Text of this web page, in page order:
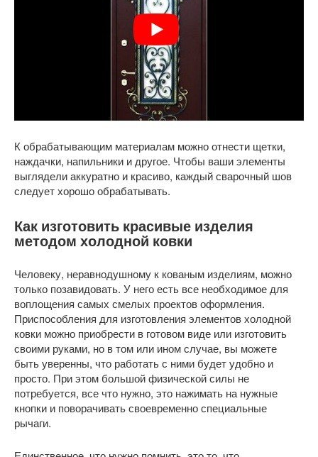
К обрабатывающим материалам можно отнести щетки,
наждачки, напильники и другое. Чтобы ваши элементы
выглядели аккуратно и красиво, каждый сварочный шов
следует хорошо обрабатывать.
Как изготовить красивые изделия
методом холодной ковки
Человеку, неравнодушному к кованым изделиям, можно
только позавидовать. У него есть все необходимое для
воплощения самых смелых проектов оформления.
Приспособления для изготовления элементов холодной
ковки можно приобрести в готовом виде или изготовить
своими руками, но в том или ином случае, вы можете
быть уверенны, что работать с ними будет удобно и
просто. При этом большой физической силы не
потребуется, все что нужно, это нажимать на нужные
кнопки и поворачивать своевременно специальные
рычаги.